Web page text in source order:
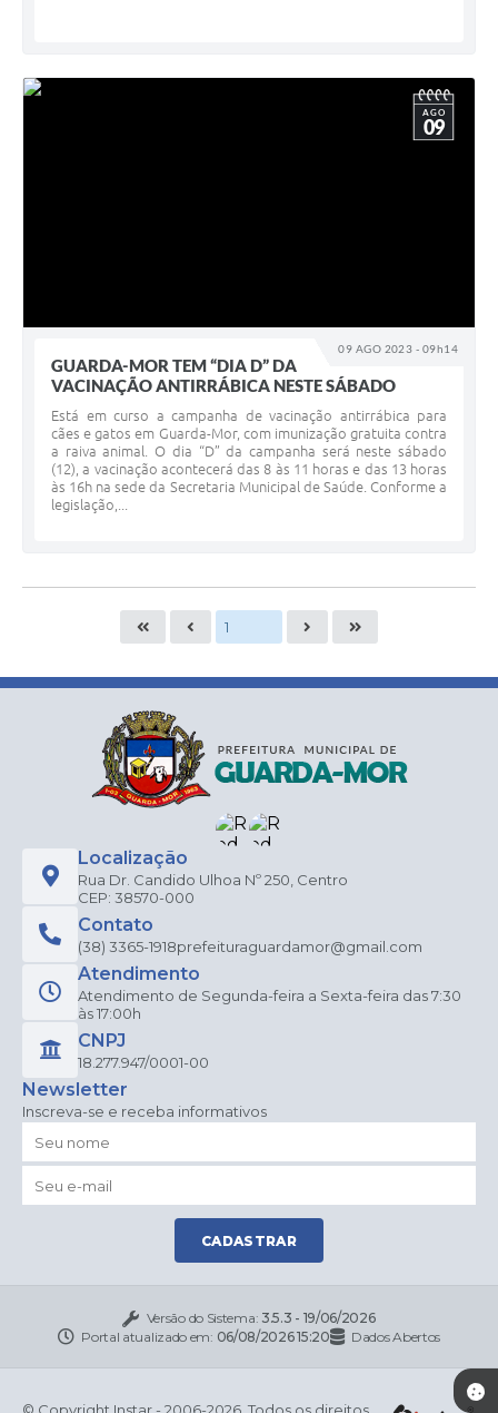
09 AGO 2023 - 09h14
AGO
09
GUARDA-MOR TEM “DIA D” DA
VACINAÇÃO ANTIRRÁBICA NESTE SÁBADO
Está em curso a campanha de vacinação antirrábica para
cães e gatos em Guarda-Mor, com imunização gratuita contra
a raiva animal. O dia “D” da campanha será neste sábado
(12), a vacinação acontecerá das 8 às 11 horas e das 13 horas
às 16h na sede da Secretaria Municipal de Saúde. Conforme a
legislação,...
Localização
Rua Dr. Candido Ulhoa Nº 250, Centro
CEP: 38570-000
Contato
(38) 3365-1918prefeituraguardamor@gmail.com
Atendimento
Atendimento de Segunda-feira a Sexta-feira das 7:30
às 17:00h
CNPJ
18.277.947/0001-00
Newsletter
Inscreva-se e receba informativos
CADASTRAR
Versão do Sistema: 3.5.3 - 19/06/2026
Portal atualizado em: 06/08/2026 15:20 Dados Abertos